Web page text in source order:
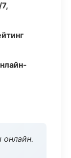
онлайн.